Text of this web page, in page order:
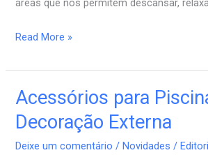
áreas que nos permitem descansar,
Read More »
Acessórios para
Decoração Externa
Deixe um comentário /Novidades /
Acessórios
para
Piscinas
–